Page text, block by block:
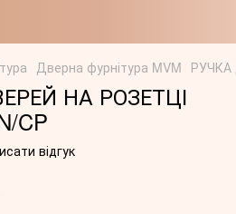
Дверна фурнітура MVM РУЧКА
НА РОЗЕТЦІ
CP
відгук